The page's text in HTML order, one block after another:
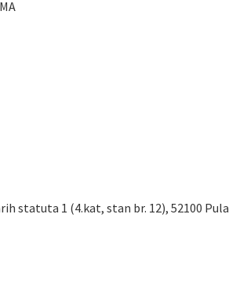
statuta 1 (4.kat, stan br. 12), 52100 Pula